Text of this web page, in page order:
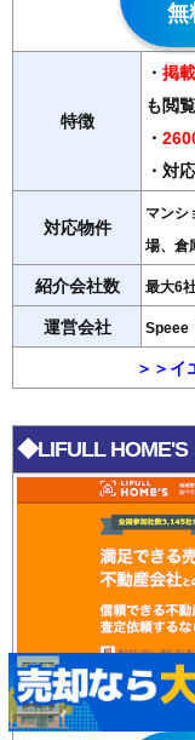
無
特徴
・ 掲
も閲
・
・対
対応物件
マンシ
場、倉
紹介会社数 最大6
運営会社 Speee
＞＞イ
◆LIFULL HOME'S